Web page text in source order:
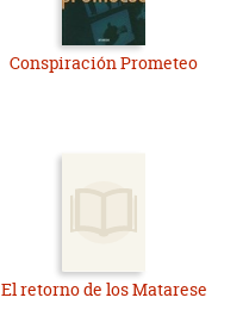
Conspiración Prometeo
El retorno de los Matarese